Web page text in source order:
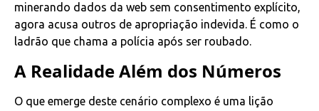
minerando dados da web sem consentimento explícito,
agora acusa outros de apropriação indevida. É como o
ladrão que chama a polícia após ser roubado.
A Realidade Além dos Números
O que emerge deste cenário complexo é uma lição